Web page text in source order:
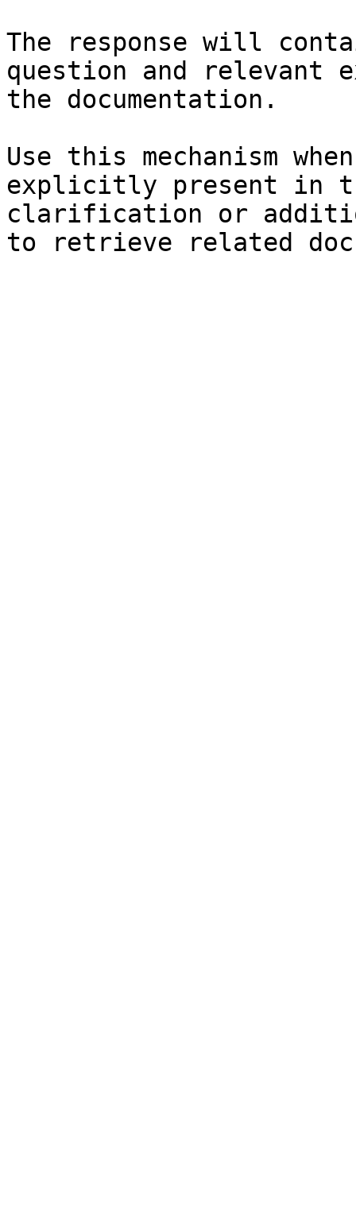
The response will
question and relevant
the documentation.
Use this mechanism
explicitly present in
clarification or